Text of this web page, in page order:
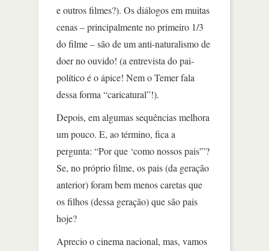
e outros filmes?). Os diálogos em muitas
cenas – principalmente no primeiro 1/3
do filme – são de um anti-naturalismo de
doer no ouvido! (a entrevista do pai-
político é o ápice! Nem o Temer fala
dessa forma “caricatural”!).
Depois, em algumas sequências melhora
um pouco. E, ao término, fica a
pergunta: “Por que ‘como nossos pais'”?
Se, no próprio filme, os pais (da geração
anterior) foram bem menos caretas que
os filhos (dessa geração) que são pais
hoje?
Aprecio o cinema nacional, mas, vamos